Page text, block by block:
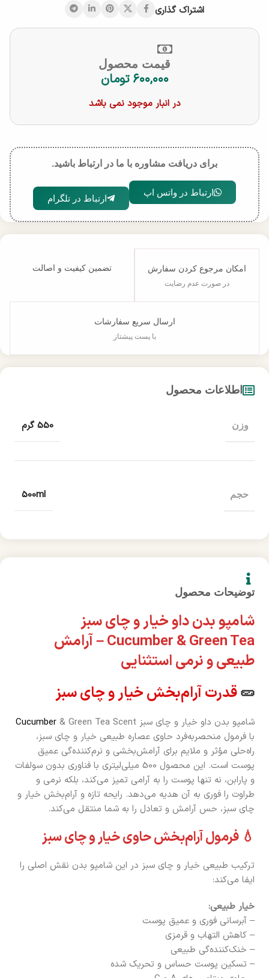
اشتراک گذاری
قیمت محصول
۶۰۰,۰۰۰ تومان
در انبار موجود نمی باشد
برای دریافت مشاوره با ما در ارتباط باشید.
ارتباط در واتس اپ
ارتباط در تلگرام
امکان مرجوع کردن سفارش
در صورت عدم رضایت
تضمین کیفیت و اصالت
ارسال سریع سفارشات
با پست پیشتاز
توضیحات محصول
شامپو بدن داو خیار و چای سبز
Cucumber & Green Tea – آرامش
طبیعی و نرمی استثنایی
🥒قدرت آرام‌بخش خیار و چای سبز
شامپو بدن داو خیار و چای سبز Cucumber & Green Tea Scent
با فرمول منحصربه‌فرد حاوی عصاره طبیعی خیار و چای سبز،
راه‌حلی مؤثر و ملایم برای آرامش‌بخشی و نرم‌کننده‌گی عمیق
پوست است. این محصول 500 میلی‌لیتری با فناوری بدون سولفات
و پارابن، نه تنها پوست را به آرامی تمیز می‌کند، بلکه نرمی و
طراوت را فوری به آن هدیه می‌دهد. رایحه تازه و آرام‌بخش خیار و
چای سبز، حس آرامش و تعادل را به شما منتقل می‌کند.
💧 فرمول آرام‌بخش حاوی خیار و چای سبز
ترکیب طبیعی خیار و چای سبز در این شامپو بدن نقش اصلی را
ایفا می‌کند:
خیار طبیعی:
– آبرسانی فوری و عمیق پوست
– کاهش التهاب و قرمزی
– خنک‌کننده‌گی طبیعی
– تسکین پوست حساس و تحریک شده
اطلاعات محصول
وزن 550 گرم
حجم 500ml